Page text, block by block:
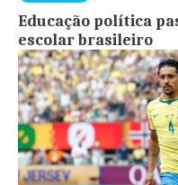
Educação política
escolar brasileiro